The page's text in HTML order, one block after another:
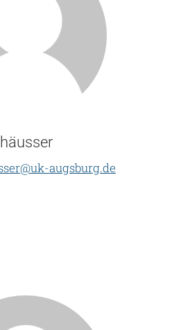
augsburg.de